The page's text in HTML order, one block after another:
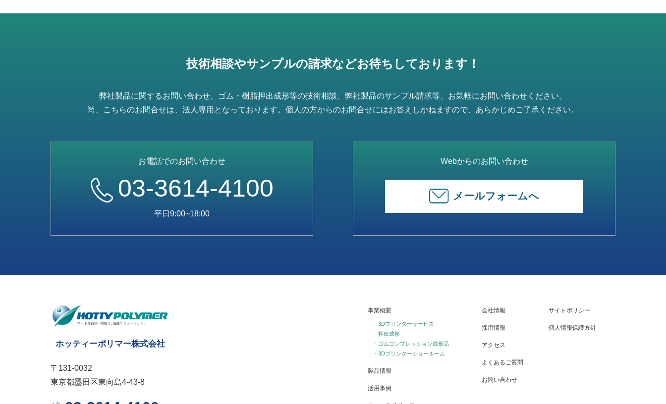
技術相談やサンプルの請求などお待ちしております！
弊社製品に関するお問い合わせ、ゴム・樹脂押出成形等の技術相談、弊社製品のサンプル請求等、お気軽にお問い合わせください。
尚、こちらのお問合せは、法人専用となっております。個人の方からのお問合せにはお答えしかねますので、あらかじめご了承ください。
お電話でのお問い合わせ
03-3614-4100
平日9:00~18:00
Webからのお問い合わせ
メールフォームへ
ホッティーポリマー株式会社
〒131-0032
東京都墨田区東向島4-43-8
事業概要
- 3Dプリンターサービス
- 押出成形
- ゴムコンプレッション成形品
- 3Dプリンターショールーム
製品情報
活用事例
会社情報
採用情報
アクセス
よくあるご質問
お問い合わせ
サイトポリシー
個人情報保護方針